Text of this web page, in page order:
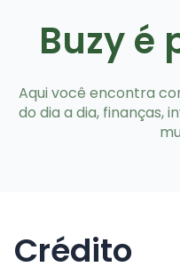
Buzy é
Aqui você encontra
do dia a dia, finanças,
Crédito